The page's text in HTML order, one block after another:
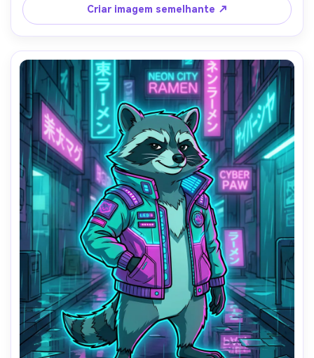
profundidade rasa de campo, iluminação cinematográfica
suave-AR 4:5
Criar imagem semelhante ↗